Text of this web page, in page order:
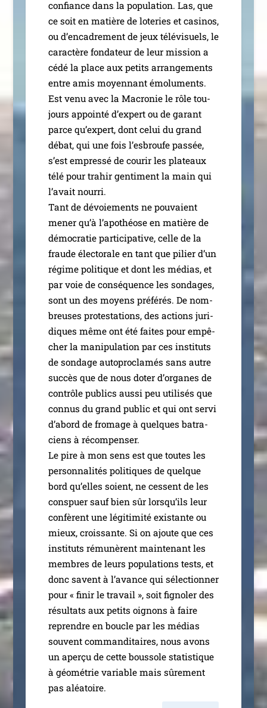
confiance dans la popu­la­tion. Las, que
ce soit en matière de lote­ries et casi­nos,
ou d’en­ca­dre­ment de jeux télé­vi­suels, le
carac­tère fon­da­teur de leur mis­sion a
cédé la place aux petits arran­ge­ments
entre amis moyen­nant émo­lu­ments.
Est venu avec la Macronie le rôle tou­
jours appoin­té d’ex­pert ou de garant
parce qu’ex­pert, dont celui du grand
débat, qui une fois l’es­broufe pas­sée,
s’est empres­sé de cou­rir les pla­teaux
télé pour tra­hir gen­ti­ment la main qui
l’a­vait nour­ri.
Tant de dévoie­ments ne pou­vaient
mener qu’à l’a­po­théose en matière de
démo­cra­tie par­ti­ci­pa­tive, celle de la
fraude élec­to­rale en tant que pilier d’un
régime poli­tique et dont les médias, et
par voie de consé­quence les son­dages,
sont un des moyens pré­fé­rés. De nom­
breuses pro­tes­ta­tions, des actions juri­
diques même ont été faites pour empê­
cher la mani­pu­la­tion par ces ins­ti­tuts
de son­dage auto­pro­cla­més sans autre
suc­cès que de nous doter d’or­ganes de
contrôle publics aus­si peu uti­li­sés que
connus du grand public et qui ont ser­vi
d’a­bord de fro­mage à quelques batra­
ciens à récom­pen­ser.
Le pire à mon sens est que toutes les
per­son­na­li­tés poli­tiques de quelque
bord qu’elles soient, ne cessent de les
conspuer sauf bien sûr lors­qu’ils leur
confèrent une légi­ti­mi­té exis­tante ou
mieux, crois­sante. Si on ajoute que ces
ins­ti­tuts rému­nèrent main­te­nant les
membres de leurs popu­la­tions tests, et
donc savent à l’a­vance qui sélec­tion­ner
pour « finir le tra­vail », soit figno­ler des
résul­tats aux petits oignons à faire
reprendre en boucle par les médias
sou­vent com­man­di­taires, nous avons
un aper­çu de cette bous­sole sta­tis­tique
à géo­mé­trie variable mais sûre­ment
pas aléatoire.